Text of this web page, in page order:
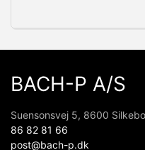
BACH-P A/S
Suensonsvej 5, 8600
86 82 81 66
post@bach-p.dk